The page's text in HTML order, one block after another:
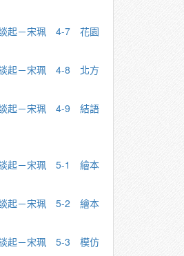
談起－宋珮 4-7 花園
談起－宋珮 4-8 北⽅
談起－宋珮 4-9 結語
談起－宋珮 5-1 繪本
談起－宋珮 5-2 繪本
談起－宋珮 5-3 模仿